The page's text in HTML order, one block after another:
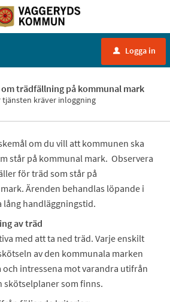
u Logga in
om trädfällning på kommunal mark
tjänsten kräver inloggning
om du vill att kommunen ska
står på kommunal mark. Observera
för träd som står på
Ärenden behandlas löpande i
lång handläggningstid.
av träd
med att ta ned träd. Varje enskilt
av den kommunala marken
och intressena mot varandra utifrån
skötselplaner som finns.